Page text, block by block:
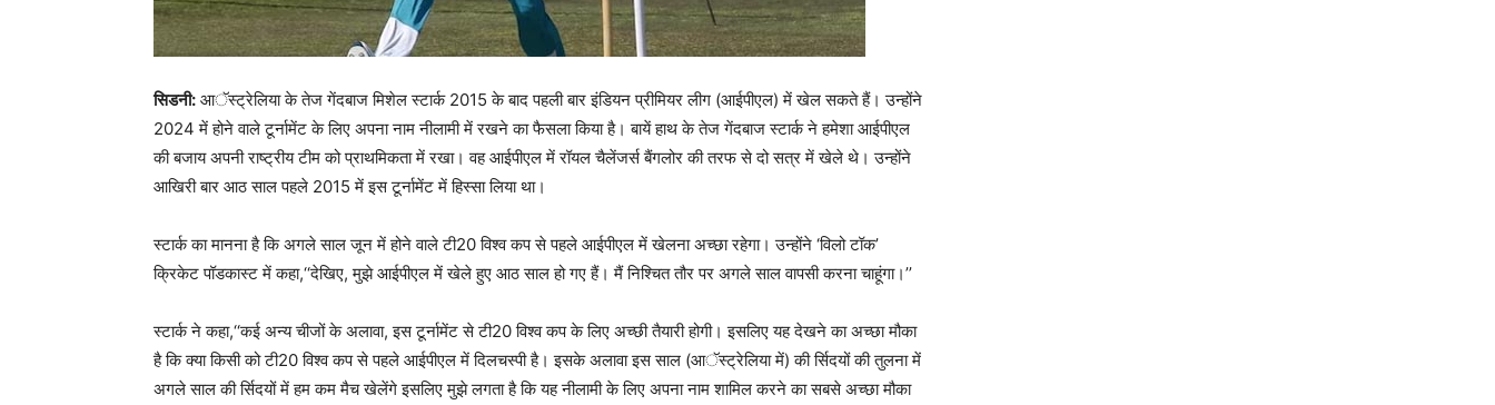
सिडनी: आॅस्ट्रेलिया के तेज गेंदबाज मिशेल स्टार्क 2015 के बाद पहली बार इंडियन प्रीमियर लीग (आईपीएल) में खेल सकते हैं। उन्होंने
2024 में होने वाले टूर्नामेंट के लिए अपना नाम नीलामी में रखने का फैसला किया है। बायें हाथ के तेज गेंदबाज स्टार्क ने हमेशा आईपीएल
की बजाय अपनी राष्ट्रीय टीम को प्राथमिकता में रखा। वह आईपीएल में रॉयल चैलेंजर्स बैंगलोर की तरफ से दो सत्र में खेले थे। उन्होंने
आखिरी बार आठ साल पहले 2015 में इस टूर्नामेंट में हिस्सा लिया था।
स्टार्क का मानना है कि अगले साल जून में होने वाले टी20 विश्व कप से पहले आईपीएल में खेलना अच्छा रहेगा। उन्होंने ‘विलो टॉक’
क्रिकेट पॉडकास्ट में कहा,‘‘देखिए, मुझे आईपीएल में खेले हुए आठ साल हो गए हैं। मैं निश्चित तौर पर अगले साल वापसी करना चाहूंगा।’’
स्टार्क ने कहा,‘‘कई अन्य चीजों के अलावा, इस टूर्नामेंट से टी20 विश्व कप के लिए अच्छी तैयारी होगी। इसलिए यह देखने का अच्छा मौका
है कि क्या किसी को टी20 विश्व कप से पहले आईपीएल में दिलचस्पी है। इसके अलावा इस साल (आॅस्ट्रेलिया में) की र्सिदयों की तुलना में
अगले साल की र्सिदयों में हम कम मैच खेलेंगे इसलिए मुझे लगता है कि यह नीलामी के लिए अपना नाम शामिल करने का सबसे अच्छा मौका